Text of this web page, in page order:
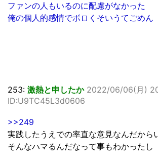
ファンの人もいるのに配慮がなかった
俺の個人的感情でボロくそいうてごめん
253: 激熱と申したか 2022/06/06(月)
ID:U9TC45L3d0606
>>249
実践したうえでの率直な意見なんだから
そんなハマるんだなって事もわかったし